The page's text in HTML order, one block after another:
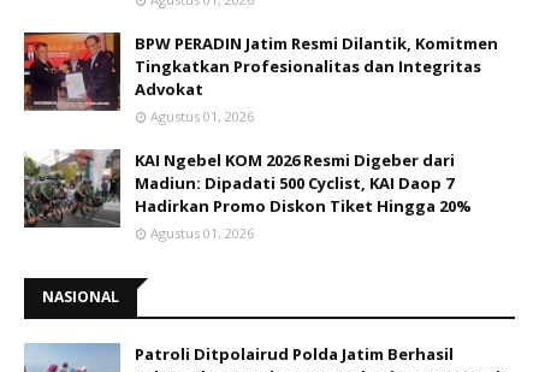
BPW PERADIN Jatim Resmi Dilantik, Komitmen
Tingkatkan Profesionalitas dan Integritas
Advokat
Agustus 01, 2026
KAI Ngebel KOM 2026 Resmi Digeber dari
Madiun: Dipadati 500 Cyclist, KAI Daop 7
Hadirkan Promo Diskon Tiket Hingga 20%
Agustus 01, 2026
NASIONAL
Patroli Ditpolairud Polda Jatim Berhasil